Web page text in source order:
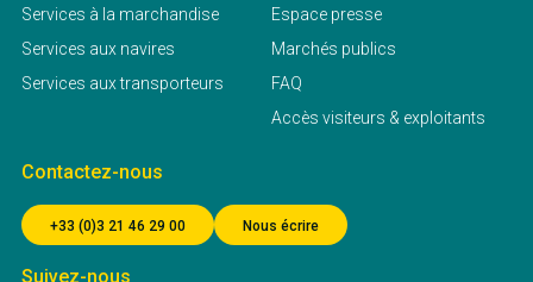
Services à la marchandise
Services aux navires
Services aux transporteurs
Espace presse
Marchés publics
FAQ
Accès visiteurs & exploitants
Contactez-nous
+33 (0)3 21 46 29 00 Nous écrire
Suivez-nous